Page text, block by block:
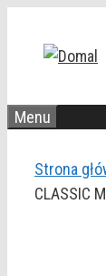
Menu
Strona
CLASSIC